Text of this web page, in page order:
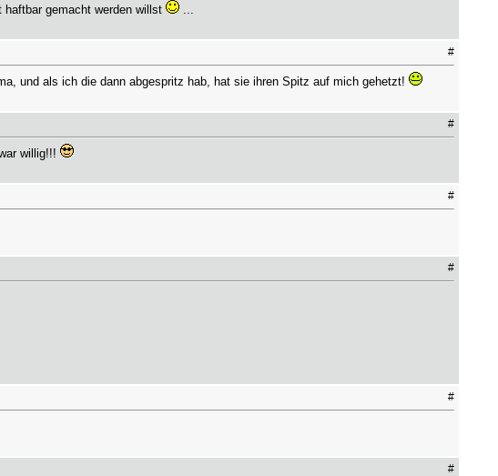
gemacht werden willst ...
#
und als ich die dann abgespritz hab, hat sie ihren Spitz auf mich gehetzt!
#
willig!!!
#
#
#
#